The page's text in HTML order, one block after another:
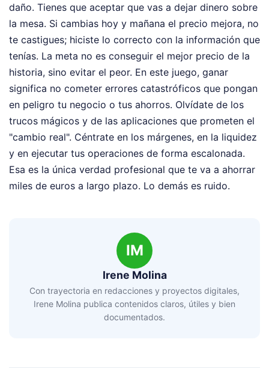
daño. Tienes que aceptar que vas a dejar dinero sobre
la mesa. Si cambias hoy y mañana el precio mejora, no
te castigues; hiciste lo correcto con la información que
tenías. La meta no es conseguir el mejor precio de la
historia, sino evitar el peor. En este juego, ganar
significa no cometer errores catastróficos que pongan
en peligro tu negocio o tus ahorros. Olvídate de los
trucos mágicos y de las aplicaciones que prometen el
"cambio real". Céntrate en los márgenes, en la liquidez
y en ejecutar tus operaciones de forma escalonada.
Esa es la única verdad profesional que te va a ahorrar
miles de euros a largo plazo. Lo demás es ruido.
IM
Irene Molina
Con trayectoria en redacciones y proyectos digitales,
Irene Molina publica contenidos claros, útiles y bien
documentados.